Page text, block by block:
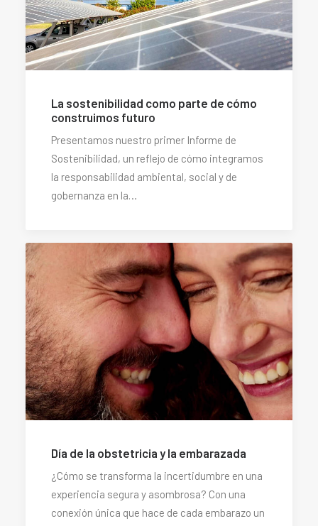
La sostenibilidad como parte de cómo
construimos futuro
Presentamos nuestro primer Informe de
Sostenibilidad, un reflejo de cómo integramos
la responsabilidad ambiental, social y de
gobernanza en la…
Día de la obstetricia y la embarazada
¿Cómo se transforma la incertidumbre en una
experiencia segura y asombrosa? Con una
conexión única que hace de cada embarazo un